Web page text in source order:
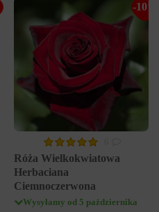
-10%
Róża Wielkokwiatowa
Herbaciana
Ciemnoczerwona
Wysyłamy od 5 października